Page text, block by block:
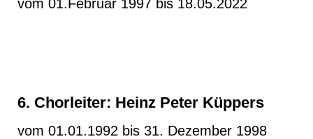
vom 01.Februar 1997 bis 18.05.2022
6. Chorleiter: Heinz Peter Küppers
vom 01.01.1992 bis 31. Dezember 1998